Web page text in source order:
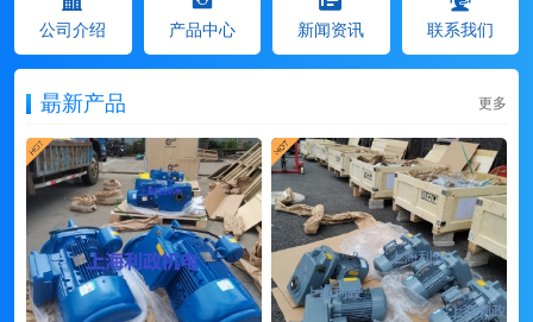
公司介绍 产品中心 新闻资讯 联系我们
朂新产品 更多